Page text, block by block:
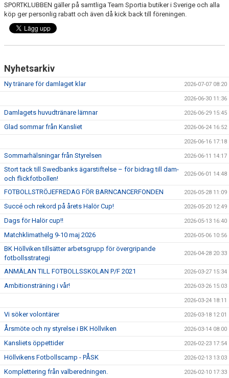
SPORTKLUBBEN gäller på samtliga Team Sportia butiker i Sverige och alla
köp ger personlig rabatt och även då kick back till föreningen.
Nyhetsarkiv
Ny tränare för damlaget klar 2026-07-07 08:20
2026-06-30 11:36
Damlagets huvudtränare lämnar 2026-06-29 15:45
Glad sommar från Kansliet 2026-06-24 16:52
2026-06-16 17:18
Sommarhälsningar från Styrelsen 2026-06-11 14:17
Stort tack till Swedbanks ägarstiftelse – för bidrag till dam-
och flickfotbollen!
2026-06-01 14:48
FOTBOLLSTRÖJEFREDAG FÖR BARNCANCERFONDEN 2026-05-28 11:09
Succé och rekord på årets Halör Cup! 2026-05-20 12:49
Dags för Halör cup!! 2026-05-13 16:40
Matchklimathelg 9-10 maj 2026 2026-05-06 10:56
BK Höllviken tillsätter arbetsgrupp för övergripande
fotbollsstrategi
2026-04-28 20:33
ANMÄLAN TILL FOTBOLLSSKOLAN P/F 2021 2026-03-27 15:34
Ambitionsträning i vår! 2026-03-26 15:03
2026-03-24 18:11
Vi söker volontärer 2026-03-18 12:01
Årsmöte och ny styrelse i BK Höllviken 2026-03-14 08:00
Kansliets öppettider 2026-02-23 17:54
Höllvikens Fotbollscamp - PÅSK 2026-02-13 13:03
Komplettering från valberedningen. 2026-02-10 17:33